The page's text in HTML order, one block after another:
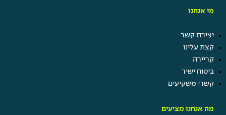
מי אנחנו
יצירת קשר
קצת עלינו
קריירה
ביטוח ישיר
קשרי משקיעים
מה אנחנו מציעים